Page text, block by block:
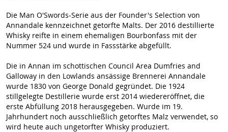
Die Man O'Swords-Serie aus der Founder's Selection von
Annandale kennzeichnet getorfte Malts. Der 2016 destillierte
Whisky reifte in einem ehemaligen Bourbonfass mit der
Nummer 524 und wurde in Fassstärke abgefüllt.
Die in Annan im schottischen Council Area Dumfries and
Galloway in den Lowlands ansässige Brennerei Annandale
wurde 1830 von George Donald gegründet. Die 1924
stillgelegte Destillerie wurde erst 2014 wiedereröffnet, die
erste Abfüllung 2018 herausgegeben. Wurde im 19.
Jahrhundert noch ausschließlich getorftes Malz verwendet, so
wird heute auch ungetorfter Whisky produziert.